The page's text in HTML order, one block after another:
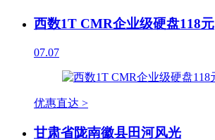
西数1T CMR企业级硬盘118元
07.07
优惠直达 >
甘肃省陇南徽县田河风光